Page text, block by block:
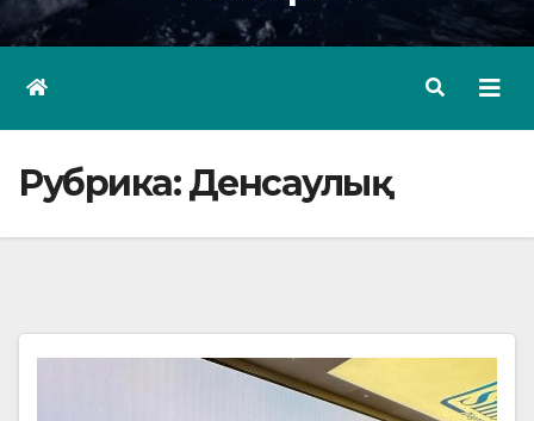
Рубрика:Денсаулық